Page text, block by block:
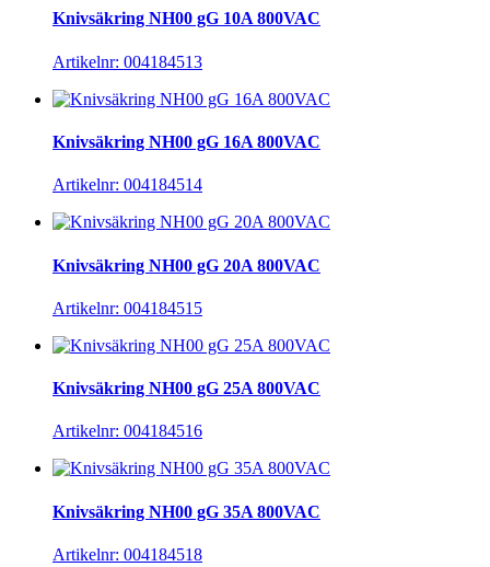
Knivsäkring NH00 gG 10A 800VAC
Artikelnr: 004184513
Knivsäkring NH00 gG 16A 800VAC
Artikelnr: 004184514
Knivsäkring NH00 gG 20A 800VAC
Artikelnr: 004184515
Knivsäkring NH00 gG 25A 800VAC
Artikelnr: 004184516
Knivsäkring NH00 gG 35A 800VAC
Artikelnr: 004184518